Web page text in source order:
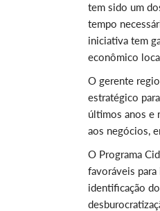
tem sido um
tempo
iniciativa tem
econômico
O gerente
estratégico
últimos anos e
aos negócios,
O Programa
favoráveis
identificação